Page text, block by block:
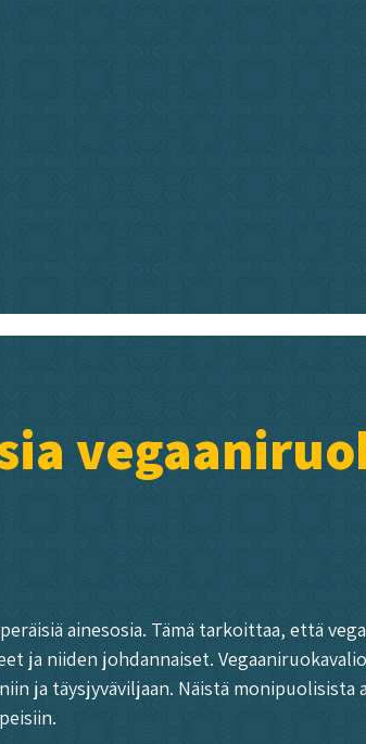
ainesosia. Tämä tarkoittaa, että
ja niiden johdannaiset.
ja täysjyväviljaan. Näistä